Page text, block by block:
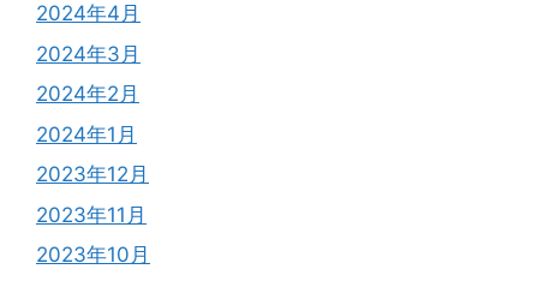
2024年4月
2024年3月
2024年2月
2024年1月
2023年12月
2023年11月
2023年10月